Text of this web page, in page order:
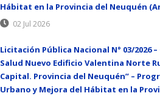
Hábitat en la Provincia del Neuquén
02 Jul 2026
Licitación Pública Nacional N° 03/2026
Salud Nuevo Edificio Valentina Norte
Capital. Provincia del Neuquén” –
Urbano y Mejora del Hábitat en la